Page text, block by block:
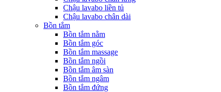
Chậu lavabo liền tủ
Chậu lavabo chân dài
Bồn tắm
Bồn tắm nằm
Bồn tắm góc
Bồn tắm massage
Bồn tắm ngồi
Bồn tắm âm sàn
Bồn tắm ngâm
Bồn tắm đứng